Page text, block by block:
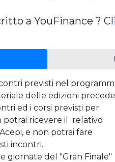
a YouFinance ?
previsti nel
delle edizioni
ed i corsi previsti per
ricevere il relativo
e non potrai fare
incontri.
giornate del "Gran Finale"